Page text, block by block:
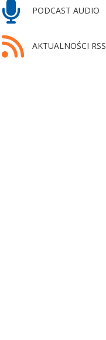
PODCAST AUDIO
AKTUALNOŚCI RSS